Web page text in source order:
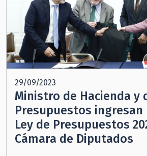
29/09/2023
Ministro de Hacienda y
Presupuestos
Ley de Presupuestos
Cámara de Diputados